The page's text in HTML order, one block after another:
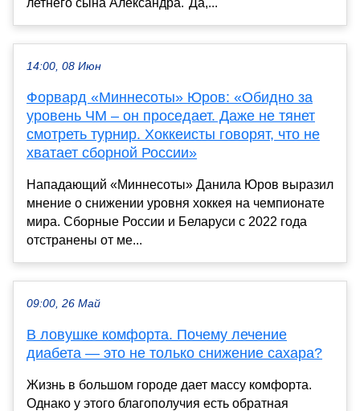
14:00, 08 Июн
Форвард «Миннесоты» Юров: «Обидно за
уровень ЧМ – он проседает. Даже не тянет
смотреть турнир. Хоккеисты говорят, что не
хватает сборной России»
Нападающий «Миннесоты» Данила Юров выразил
мнение о снижении уровня хоккея на чемпионате
мира. Сборные России и Беларуси с 2022 года
отстранены от ме...
09:00, 26 Май
В ловушке комфорта. Почему лечение
диабета — это не только снижение сахара?
Жизнь в большом городе дает массу комфорта.
Однако у этого благополучия есть обратная